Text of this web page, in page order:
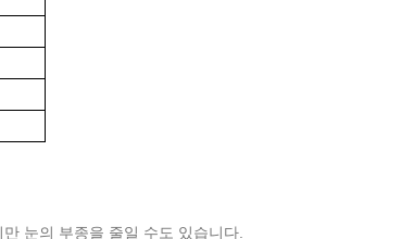
눈의 부종을 줄일 수도 있습니다.